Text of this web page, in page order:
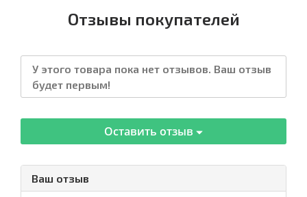
Отзывы покупателей
У этого товара пока нет отзывов. Ваш отзыв
будет первым!
Оставить отзыв
Ваш отзыв